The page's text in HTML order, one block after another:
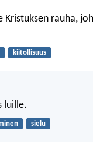
Kristuksen rauha,
kiitollisuus
luille.
sielu